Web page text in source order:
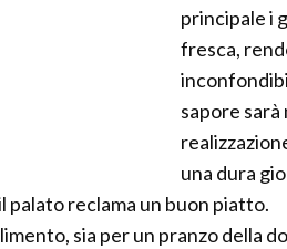
principale i
fresca,
sapore
una dura
palato reclama un buon piatto.
sia per un pranzo della